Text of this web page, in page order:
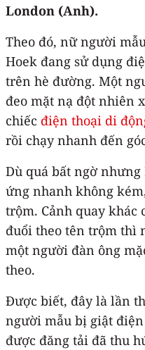
London (Anh).
Theo đó, nữ người
Hoek đang sử dụng
trên hè đường. Một
đeo mặt nạ đột nhiên
chiếc điện thoại di
rồi chạy nhanh đến
Dù quá bất ngờ nhưng
ứng nhanh không
trộm. Cảnh quay khác
đuổi theo tên trộm thì
một người đàn ông
theo.
Được biết, đây là lần
người mẫu bị giật
được đăng tải đã thu